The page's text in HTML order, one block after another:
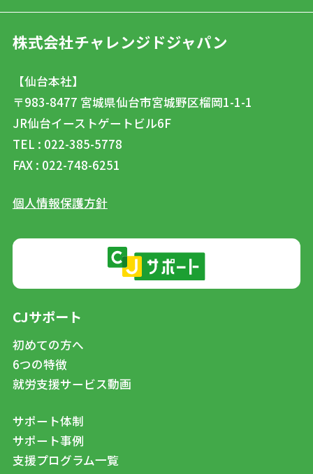
株式会社チャレンジドジャパン
【仙台本社】
〒983-8477 宮城県仙台市宮城野区榴岡1-1-1
JR仙台イーストゲートビル6F
TEL : 022-385-5778
FAX : 022-748-6251
個人情報保護方針
CJサポート
初めての方へ
6つの特徴
就労支援サービス動画
サポート体制
サポート事例
支援プログラム一覧